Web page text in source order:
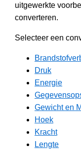
uitgewerkte
converteren.
Selecteer een
Druk
Energie
Gewicht en
Hoek
Kracht
Lengte